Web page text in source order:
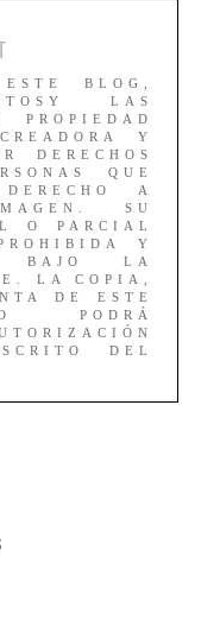
BLOG,
LAS
Y
DERECHOS
QUE
A
SU
O PARCIAL
Y
BAJO LA
LA COPIA,
DE ESTE
PODRÁ
DEL